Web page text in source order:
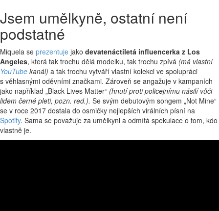
Jsem umělkyně, ostatní není
podstatné
Miquela se prezentuje jako devatenáctiletá influencerka z Los
Angeles, která tak trochu dělá modelku, tak trochu zpívá (má vlastní
YouTube kanál) a tak trochu vytváří vlastní kolekci ve spolupráci
s věhlasnými oděvními značkami. Zároveň se angažuje v kampaních
jako například „Black Lives Matter“ (hnutí proti policejnímu násilí vůči
lidem černé pleti, pozn. red.). Se svým debutovým songem „Not Mine“
se v roce 2017 dostala do osmičky nejlepších virálních písní na
Spotify. Sama se považuje za umělkyni a odmítá spekulace o tom, kdo
vlastně je.